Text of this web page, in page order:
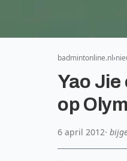
badmintonline.nl
Yao
op
6 april 2012·